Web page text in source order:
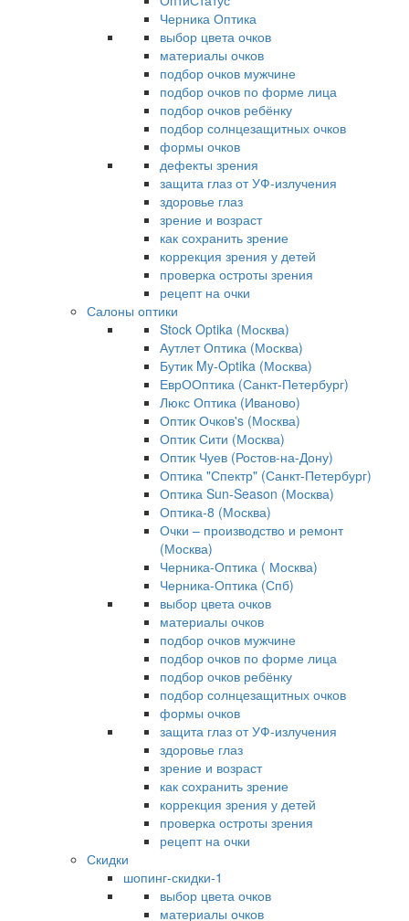
Черника Оптика
выбор цвета очков
материалы очков
подбор очков мужчине
подбор очков по форме лица
подбор очков ребёнку
подбор солнцезащитных очков
формы очков
дефекты зрения
защита глаз от УФ-излучения
здоровье глаз
зрение и возраст
как сохранить зрение
коррекция зрения у детей
проверка остроты зрения
рецепт на очки
Салоны оптики
Stock Optika (Москва)
Аутлет Оптика (Москва)
Бутик My-Optika (Москва)
ЕврООптика (Санкт-Петербург)
Люкс Оптика (Иваново)
Оптик Очков's (Москва)
Оптик Сити (Москва)
Оптик Чуев (Ростов-на-Дону)
Оптика "Спектр" (Санкт-Петербург)
Оптика Sun-Season (Москва)
Оптика-8 (Москва)
Очки – производство и ремонт
(Москва)
Черника-Оптика ( Москва)
Черника-Оптика (Спб)
выбор цвета очков
материалы очков
подбор очков мужчине
подбор очков по форме лица
подбор очков ребёнку
подбор солнцезащитных очков
формы очков
защита глаз от УФ-излучения
здоровье глаз
зрение и возраст
как сохранить зрение
коррекция зрения у детей
проверка остроты зрения
рецепт на очки
Скидки
шопинг-скидки-1
выбор цвета очков
материалы очков